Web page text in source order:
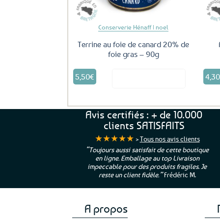
Conserverie Hénaff | noel
Terrine au foie de canard 20% de
foie gras – 90g
5,50€ 4,30
Avis certifiés : + de 10.000
clients SATISFAITS
★★★★★ >Tous nos avis clients
“Toujours aussi satisfait de cette boutique
en ligne. Emballage au top Livraison
impeccable pour des produits fragiles. Je
reste un client fidèle.”Frédéric M.
A propos